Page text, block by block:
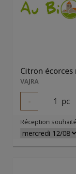
VAJRA
- 1 pc
Réception